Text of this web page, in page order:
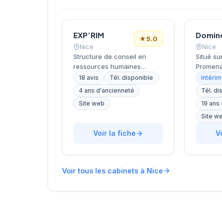
EXP’RIM
Nice
★5.0
Structure de conseil en
ressources humaines
dirigée par GANNAR, cette
entreprise niçoise intervient
dans le recrutement et
l'accompagnement des
6e arrondissement de Nice,
approche personnalisée du
placement professionnel.
Les 18 avis clients Google lui
18 avis
Tél. disponible
4 ans d'ancienneté
Site web
Voir la fiche
Nice
Situé
Nice,
les
leurs
Intérim
Tél.
19
Site
Voir tous les cabinets à Nice